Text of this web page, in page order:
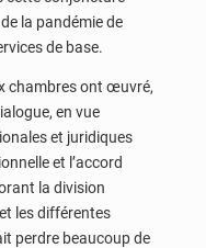
la pandémie de
de base.
chambres ont œuvré,
en vue
et juridiques
et l’accord
la division
les différentes
perdre beaucoup de